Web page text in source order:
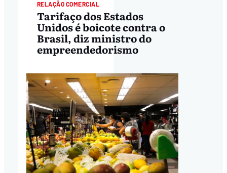
RELAÇÃO COMERCIAL
Tarifaço dos Estados
Unidos é boicote contra o
Brasil, diz ministro do
empreendedorismo